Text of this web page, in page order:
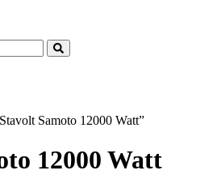
Samoto 12000 Watt”
12000 Watt